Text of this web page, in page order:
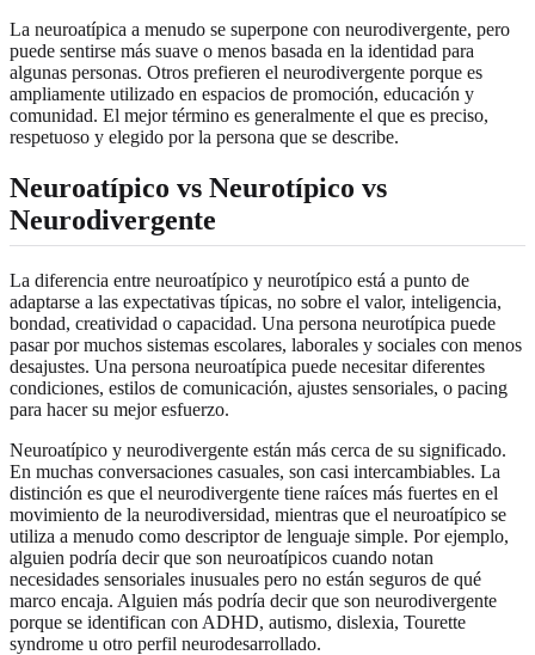
La neuroatípica a menudo se superpone con neurodivergente, pero
puede sentirse más suave o menos basada en la identidad para
algunas personas. Otros prefieren el neurodivergente porque es
ampliamente utilizado en espacios de promoción, educación y
comunidad. El mejor término es generalmente el que es preciso,
respetuoso y elegido por la persona que se describe.
Neuroatípico vs Neurotípico vs
Neurodivergente
La diferencia entre neuroatípico y neurotípico está a punto de
adaptarse a las expectativas típicas, no sobre el valor, inteligencia,
bondad, creatividad o capacidad. Una persona neurotípica puede
pasar por muchos sistemas escolares, laborales y sociales con menos
desajustes. Una persona neuroatípica puede necesitar diferentes
condiciones, estilos de comunicación, ajustes sensoriales, o pacing
para hacer su mejor esfuerzo.
Neuroatípico y neurodivergente están más cerca de su significado.
En muchas conversaciones casuales, son casi intercambiables. La
distinción es que el neurodivergente tiene raíces más fuertes en el
movimiento de la neurodiversidad, mientras que el neuroatípico se
utiliza a menudo como descriptor de lenguaje simple. Por ejemplo,
alguien podría decir que son neuroatípicos cuando notan
necesidades sensoriales inusuales pero no están seguros de qué
marco encaja. Alguien más podría decir que son neurodivergente
porque se identifican con ADHD, autismo, dislexia, Tourette
syndrome u otro perfil neurodesarrollado.